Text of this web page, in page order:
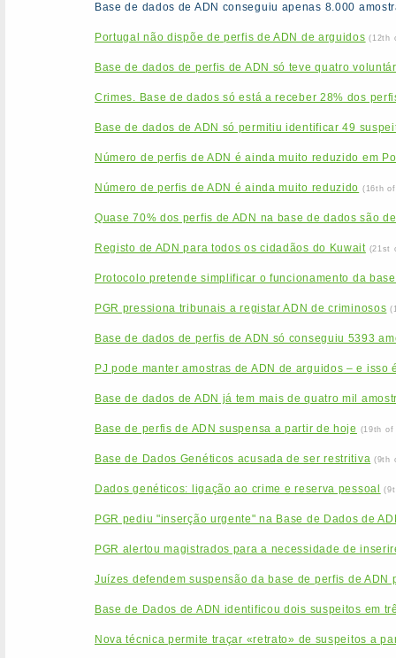
Base de dados de ADN conseguiu apenas 8.000
Portugal não dispõe de perfis de ADN de arguidos (12th
Base de dados de perfis de ADN só teve quatro
Crimes. Base de dados só está a receber 28% dos
Base de dados de ADN só permitiu identificar 49
Número de perfis de ADN é ainda muito reduzido em
Número de perfis de ADN é ainda muito reduzido (16th
Quase 70% dos perfis de ADN na base de dados são
Registo de ADN para todos os cidadãos do Kuwait (21st
Protocolo pretende simplificar o funcionamento da
PGR pressiona tribunais a registar ADN de criminosos
Base de dados de perfis de ADN só conseguiu 5393
PJ pode manter amostras de ADN de arguidos – e isso
Base de dados de ADN já tem mais de quatro mil
Base de perfis de ADN suspensa a partir de hoje (19th of
Base de Dados Genéticos acusada de ser restritiva (9th
Dados genéticos: ligação ao crime e reserva pessoal
PGR pediu "inserção urgente" na Base de Dados de
PGR alertou magistrados para a necessidade de
Juízes defendem suspensão da base de perfis de ADN
Base de Dados de ADN identificou dois suspeitos em
Nova técnica permite traçar «retrato» de suspeitos a